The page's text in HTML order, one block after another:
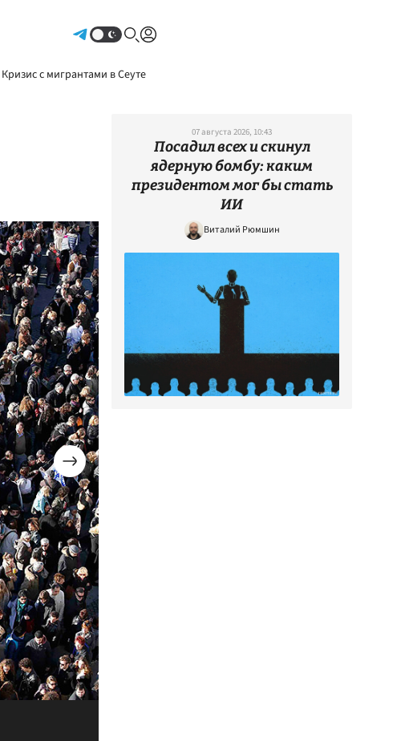
Кризис с мигрантами в Сеуте
07 августа 2026, 10:43
Посадил всех и скинул
ядерную бомбу: каким
президентом мог бы стать
ИИ
Виталий Рюмшин